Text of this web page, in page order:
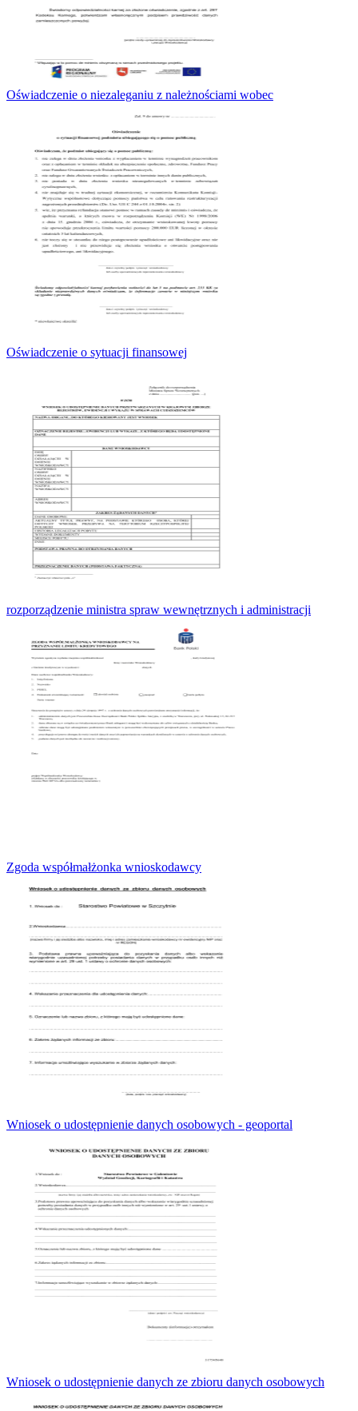
Oświadczenie o niezaleganiu z należnościami wobec
Oświadczenie o sytuacji finansowej
rozporządzenie ministra spraw wewnętrznych i administracji
Zgoda współmałżonka wnioskodawcy
Wniosek o udostępnienie danych osobowych - geoportal
Wniosek o udostępnienie danych ze zbioru danych osobowych